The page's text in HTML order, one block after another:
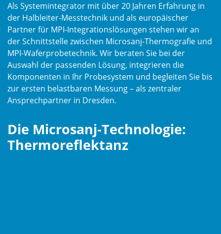
Als Systemintegrator mit über 20 Jahren Erfahrung in
der Halbleiter-Messtechnik und als europäischer
Partner für MPI-Integrationslösungen stehen wir an
der Schnittstelle zwischen Microsanj-Thermografie und
MPI-Waferprobetechnik. Wir beraten Sie bei der
Auswahl der passenden Lösung, integrieren die
Komponenten in Ihr Probesystem und begleiten Sie bis
zur ersten belastbaren Messung – als zentraler
Ansprechpartner in Dresden.
Die Microsanj-Technologie:
Thermoreflektanz